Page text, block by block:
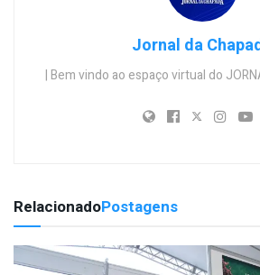
Jornal da
| Bem vindo ao espaço virtual do
RelacionadoPostagens